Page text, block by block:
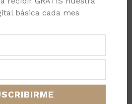
realidad en México
básica cada mes